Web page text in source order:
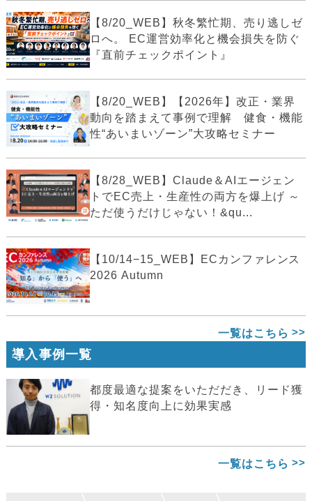
【8/20_WEB】秋冬繁忙期、売り逃しゼ
ロへ。 EC運営効率化と機会損失を防ぐ
『直前チェックポイント』
【8/20_WEB】【2026年】改正・業界
動向を踏まえて事例で理解 健食・機能
性“あいまいゾーン”大攻略セミナー
【8/28_WEB】Claude＆AIエージェン
トでEC売上・生産性の両方を爆上げ ～
ただ使うだけじゃない！&qu...
【10/14−15_WEB】ECカンファレンス
2026 Autumn
一覧はこちら
導入事例一覧
都度最適な提案をいただだき、リード獲
得・知名度向上に効果実感
一覧はこちら